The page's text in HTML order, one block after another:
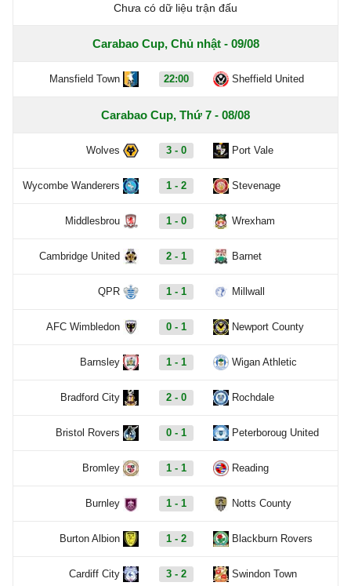
Chưa có dữ liệu trận đấu
Carabao Cup, Chủ nhật - 09/08
Mansfield Town 22:00 Sheffield United
Carabao Cup, Thứ 7 - 08/08
Wolves 3 - 0 Port Vale
Wycombe Wanderers 1 - 2 Stevenage
Middlesbrou 1 - 0 Wrexham
Cambridge United 2 - 1 Barnet
QPR 1 - 1 Millwall
AFC Wimbledon 0 - 1 Newport County
Barnsley 1 - 1 Wigan Athletic
Bradford City 2 - 0 Rochdale
Bristol Rovers 0 - 1 Peterboroug United
Bromley 1 - 1 Reading
Burnley 1 - 1 Notts County
Burton Albion 1 - 2 Blackburn Rovers
Cardiff City 3 - 2 Swindon Town